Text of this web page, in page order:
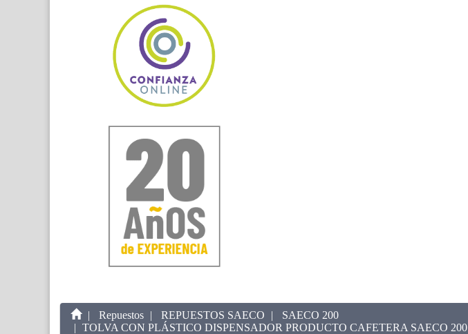
Repuestos REPUESTOS SAECO
SAECO 200
TOLVA CON PLÁSTICO DISPENSADOR PRODUCTO CAFETERA SAECO 200